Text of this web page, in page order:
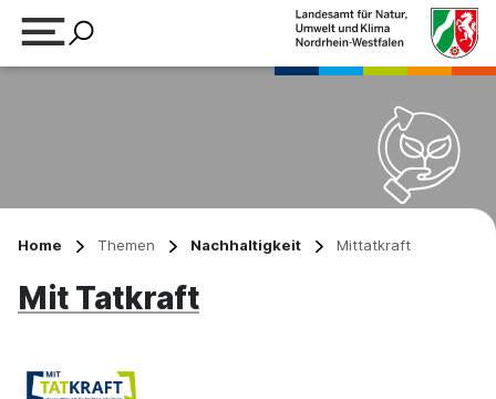
Home Themen Nachhaltigkeit Mittatkraft
Mit Tatkraft